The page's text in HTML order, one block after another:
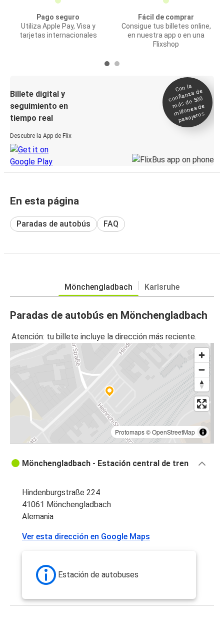
Pago seguro
Utiliza Apple Pay, Visa y
tarjetas internacionales
Fácil de comprar
Consigue tus billetes online,
en nuestra app o en una
Flixshop
Billete digital y
seguimiento en
tiempo real
Descubre la App de Flix
Con la
confianza de
más de 500
millones de
pasajeros
En esta página
Paradas de autobús FAQ
Mönchengladbach Karlsruhe
Paradas de autobús en Mönchengladbach
Atención: tu billete incluye la dirección más reciente.
Protomaps©OpenStreetMap
Mönchengladbach - Estación central de tren
Hindenburgstraße 224
41061 Mönchengladbach
Alemania
Ver esta dirección en Google Maps
Estación de autobuses